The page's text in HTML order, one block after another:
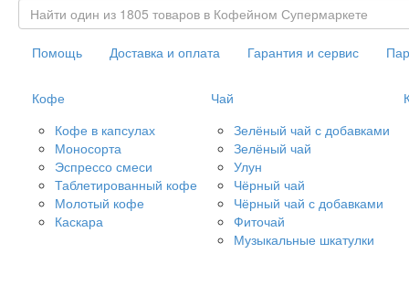
Помощь Доставка и оплата Гарантия и сервис
Кофе
Кофе в капсулах
Моносорта
Эспрессо смеси
Таблетированный кофе
Молотый кофе
Каскара
Чай
Зелёный чай с добавками
Зелёный чай
Улун
Чёрный чай
Чёрный чай с добавками
Фиточай
Музыкальные шкатулки